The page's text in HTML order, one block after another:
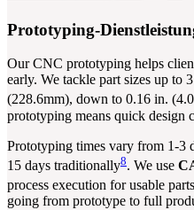
Prototyping-
Our CNC prototyping helps
early. We tackle part sizes up to
(228.6mm), down to 0.16 in.
prototyping means quick design
Prototyping times vary from 1-3
15 days traditionally8. We use
process execution for usable
going from prototype to full